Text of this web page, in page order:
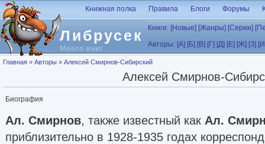
Перейти к основному содержанию
Либрусек
Много книг
Книжная полка Правила Блоги Форумы
Книги: [Новые] [Жанры] [Серии]
Авторы: [А] [Б] [В] [Г] [Д] [Е] [Ж] [З]
Вы здесь
Главная » Авторы » Алексей Смирнов-Сибирский
Алексей Смирнов-
Биография
Ал. Смирнов, также известный как Ал.
приблизительно в 1928-1935 годах